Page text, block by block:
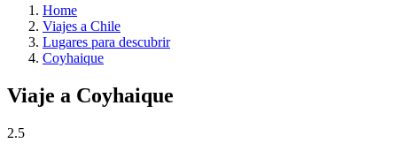
Home
Viajes a Chile
Lugares para descubrir
Coyhaique
Viaje a Coyhaique
2.5